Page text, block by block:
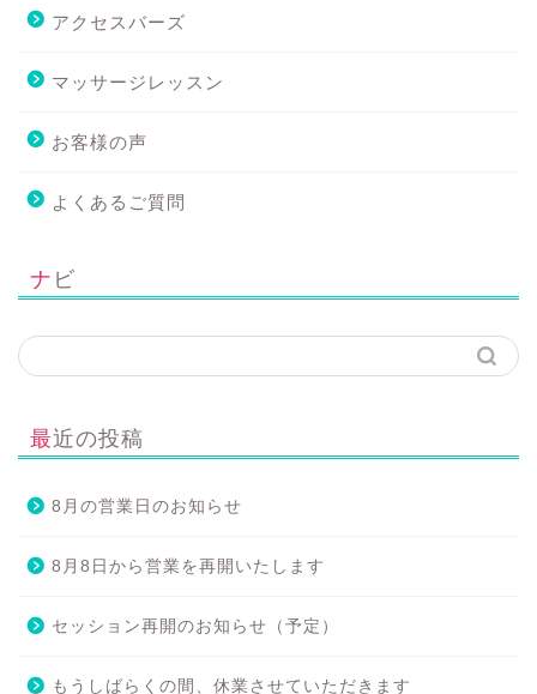
アクセスバーズ
マッサージレッスン
お客様の声
よくあるご質問
ナビ
最近の投稿
8月の営業日のお知らせ
8月8日から営業を再開いたします
セッション再開のお知らせ（予定）
もうしばらくの間、休業させていただきます